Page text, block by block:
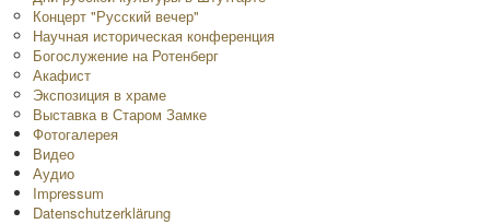
Концерт "Русский вечер"
Научная историческая конференция
Богослужение на Ротенберг
Акафист
Экспозиция в храме
Выставка в Старом Замке
Фотогалерея
Видео
Аудио
Impressum
Datenschutzerklärung